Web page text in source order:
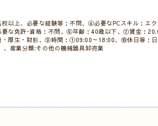
以上、必要な経験等：不問、④必要なPCスキル：エ
な免許･資格：不問、 ⑥年齢：40歳以下、⑦賃金：
厚生・財形、⑨時間：①09:00～18:00、 ⑩休日等：
、産業分類:その他の機械器具卸売業